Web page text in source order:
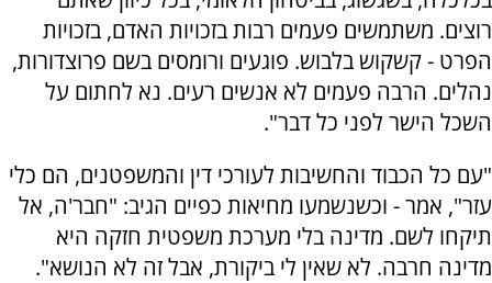
רוצים. משתמשים פעמים רבות בזכויות האדם, בזכויות
הפרט - קשקוש בלבוש. פוגעים ורומסים בשם פרוצדורות,
נהלים. הרבה פעמים לא אנשים רעים. נא לחתום על
השכל הישר לפני כל דבר".
"עם כל הכבוד והחשיבות לעורכי דין והמשפטנים, הם כלי
עזר", אמר - וכשנשמעו מחיאות כפיים הגיב: "חבר'ה, אל
תיקחו לשם. מדינה בלי מערכת משפטית חזקה היא
מדינה חרבה. לא שאין לי ביקורת, אבל זה לא הנושא".